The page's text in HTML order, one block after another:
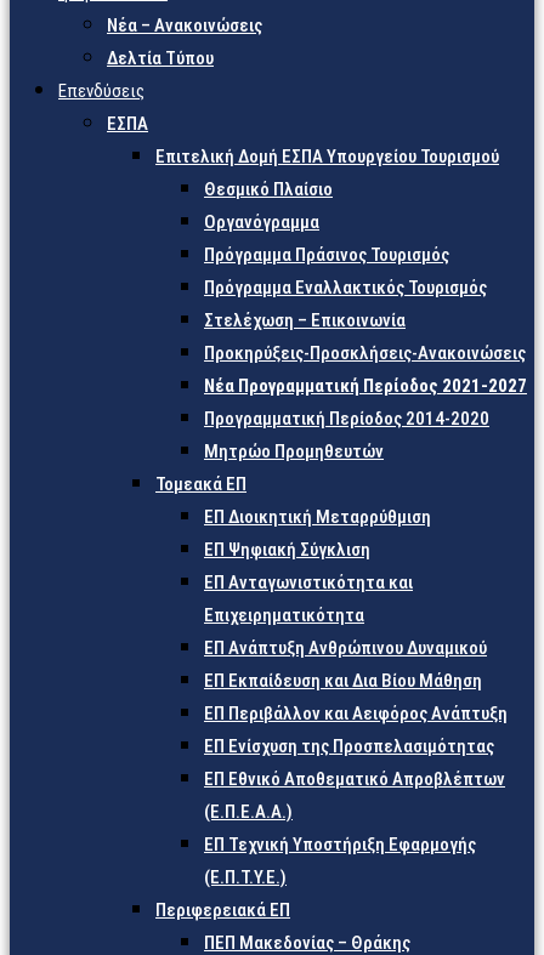
Νέα – Ανακοινώσεις
Δελτία Τύπου
Επενδύσεις
ΕΣΠΑ
Επιτελική Δομή ΕΣΠΑ Υπουργείου Τουρισμού
Θεσμικό Πλαίσιο
Οργανόγραμμα
Πρόγραμμα Πράσινος Τουρισμός
Πρόγραμμα Εναλλακτικός Τουρισμός
Στελέχωση – Επικοινωνία
Προκηρύξεις-Προσκλήσεις-Ανακοινώσεις
Νέα Προγραμματική Περίοδος 2021-2027
Προγραμματική Περίοδος 2014-2020
Μητρώο Προμηθευτών
Τομεακά ΕΠ
ΕΠ Διοικητική Μεταρρύθμιση
ΕΠ Ψηφιακή Σύγκλιση
ΕΠ Ανταγωνιστικότητα και
Επιχειρηματικότητα
ΕΠ Ανάπτυξη Ανθρώπινου Δυναμικού
ΕΠ Εκπαίδευση και Δια Βίου Μάθηση
ΕΠ Περιβάλλον και Αειφόρος Ανάπτυξη
ΕΠ Ενίσχυση της Προσπελασιμότητας
ΕΠ Εθνικό Αποθεματικό Απροβλέπτων
(Ε.Π.Ε.Α.Α.)
ΕΠ Τεχνική Υποστήριξη Εφαρμογής
(Ε.Π.Τ.Υ.Ε.)
Περιφερειακά ΕΠ
ΠΕΠ Μακεδονίας – Θράκης